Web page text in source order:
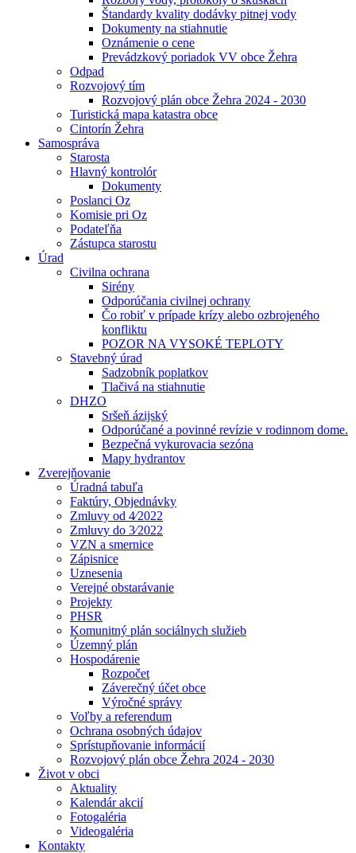
Štandardy kvality dodávky pitnej vody
Dokumenty na stiahnutie
Oznámenie o cene
Prevádzkový poriadok VV obce Žehra
Odpad
Rozvojový tím
Rozvojový plán obce Žehra 2024 - 2030
Turistická mapa katastra obce
Cintorín Žehra
Samospráva
Starosta
Hlavný kontrolór
Dokumenty
Poslanci Oz
Komisie pri Oz
Podateľňa
Zástupca starostu
Úrad
Civilna ochrana
Sirény
Odporúčania civilnej ochrany
Čo robiť v prípade krízy alebo ozbrojeného
konfliktu
POZOR NA VYSOKÉ TEPLOTY
Stavebný úrad
Sadzobník poplatkov
Tlačivá na stiahnutie
DHZO
Sršeň ázijský
Odporúčané a povinné revízie v rodinnom dome.
Bezpečná vykurovacia sezóna
Mapy hydrantov
Zverejňovanie
Úradná tabuľa
Faktúry, Objednávky
Zmluvy od 4⁄2022
Zmluvy do 3⁄2022
VZN a smernice
Zápisnice
Uznesenia
Verejné obstarávanie
Projekty
PHSR
Komunitný plán sociálnych služieb
Územný plán
Hospodárenie
Rozpočet
Záverečný účet obce
Výročné správy
Voľby a referendum
Ochrana osobných údajov
Sprístupňovanie informácií
Rozvojový plán obce Žehra 2024 - 2030
Život v obci
Aktuality
Kalendár akcií
Fotogaléria
Videogaléria
Kontakty